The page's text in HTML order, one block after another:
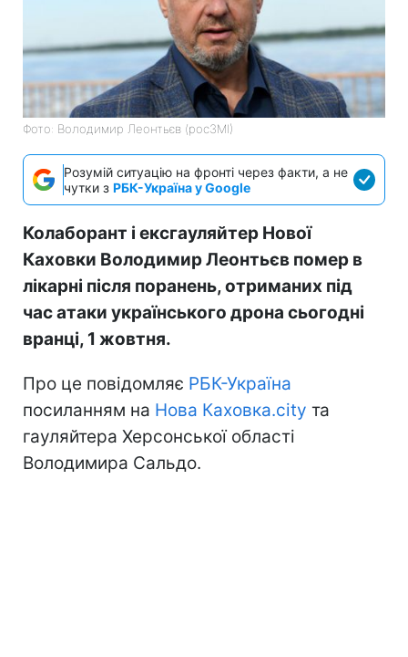
Фото: Володимир Леонтьєв (росЗМІ)
Розумій ситуацію на фронті через факти, а не
чутки з РБК-Україна у Google
Колаборант і ексгауляйтер Нової
Каховки Володимир Леонтьєв помер в
лікарні після поранень, отриманих під
час атаки українського дрона сьогодні
вранці, 1 жовтня.
Про це повідомляє РБК-Україна
посиланням на Нова Каховка.city та
гауляйтера Херсонської області
Володимира Сальдо.